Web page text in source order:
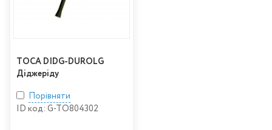
TOCA DIDG-DUROLG
Діджеріду
Порівняти
ID код: G-TO804302